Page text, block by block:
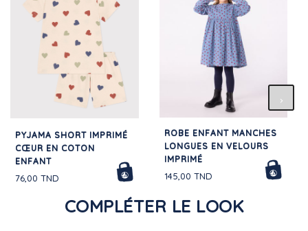
PYJAMA SHORT IMPRIMÉ
CŒUR EN COTON
ENFANT
76,00 TND
ROBE ENFANT MANCHES
LONGUES EN VELOURS
IMPRIMÉ
145,00 TND
COMPLÉTER LE LOOK